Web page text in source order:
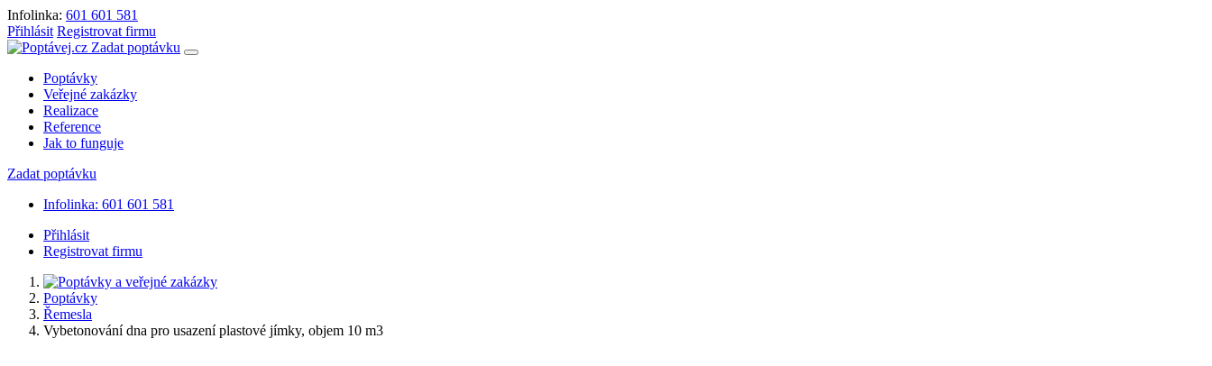
Infolinka: 601 601 581
Přihlásit Registrovat firmu
Zadat poptávku
Poptávky
Veřejné zakázky
Realizace
Reference
Jak to funguje
Zadat poptávku
Infolinka: 601 601 581
Přihlásit
Registrovat firmu
Poptávky
Řemesla
Vybetonování dna pro usazení plastové jímky, objem 10 m3